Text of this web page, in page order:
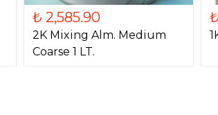
₺ 2,585.90
2K Mixing Alm. Medium
Coarse 1 LT.